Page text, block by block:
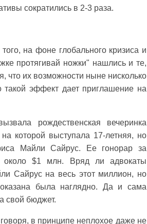
сократились в 2-3 раза.
на фоне глобального кризиса и
протягивай ножки" нашлись и те,
что их возможности ныне нисколько
эффект дает приглашение на
рождественская вечеринка
которой выступала 17-летняя, но
Майли Сайрус. Ее гонорар за
около $1 млн. Вряд ли адвокаты
Сайрус на весь этот миллион, но
была наглядно. Да и сама
свой бюджет.
в принципе неплохое даже не